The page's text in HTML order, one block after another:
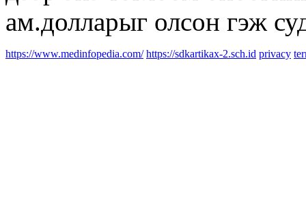
ам.долларыг олсон гэж
https://www.medinfopedia.com/ https://sdkartikax-2.sch.id privacy